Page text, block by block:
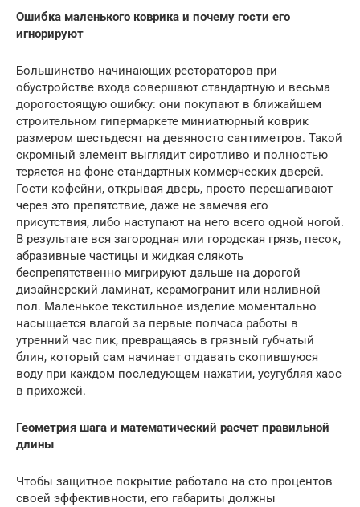
Ошибка маленького коврика и почему гости его
игнорируют
Большинство начинающих рестораторов при
обустройстве входа совершают стандартную и весьма
дорогостоящую ошибку: они покупают в ближайшем
строительном гипермаркете миниатюрный коврик
размером шестьдесят на девяносто сантиметров. Такой
скромный элемент выглядит сиротливо и полностью
теряется на фоне стандартных коммерческих дверей.
Гости кофейни, открывая дверь, просто перешагивают
через это препятствие, даже не замечая его
присутствия, либо наступают на него всего одной ногой.
В результате вся загородная или городская грязь, песок,
абразивные частицы и жидкая слякоть
беспрепятственно мигрируют дальше на дорогой
дизайнерский ламинат, керамогранит или наливной
пол. Маленькое текстильное изделие моментально
насыщается влагой за первые полчаса работы в
утренний час пик, превращаясь в грязный губчатый
блин, который сам начинает отдавать скопившуюся
воду при каждом последующем нажатии, усугубляя хаос
в прихожей.
Геометрия шага и математический расчет правильной
длины
Чтобы защитное покрытие работало на сто процентов
своей эффективности, его габариты должны